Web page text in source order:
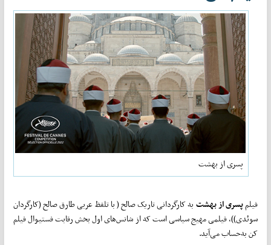
پسری از بهشت
فیلمپسریازبهشتبه کارگردانی تاریک صالح ( با تلفظ عربی طارق صالح (کارگردان
سوئدی))، فیلمی مهیج سیاسی است که از شانس‌های اول بخش رقابت فستیوال فیلم
کن به‌حساب می‌آید.